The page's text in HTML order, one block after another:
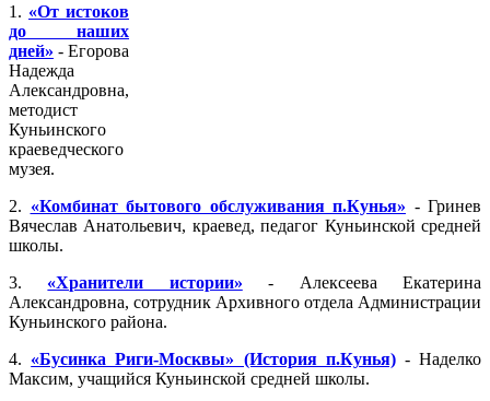
1. «От истоков
до наших
дней» - Егорова
Надежда
Александровна,
методист
Куньинского
краеведческого
музея.
2. «Комбинат бытового обслуживания п.Кунья» - Гринев
Вячеслав Анатольевич, краевед, педагог Куньинской средней
школы.
3.
«Хранители истории»
- Алексеева Екатерина
Александровна, сотрудник Архивного отдела Администрации
Куньинского района.
4. «Бусинка Риги-Москвы» (История п.Кунья)- Наделко
Максим, учащийся Куньинской средней школы.